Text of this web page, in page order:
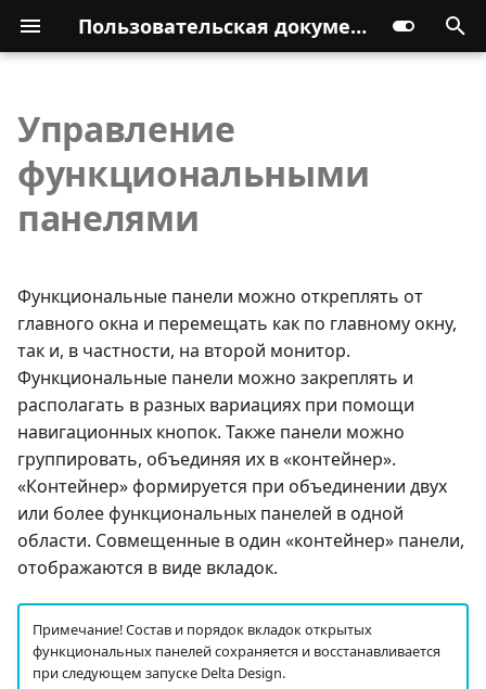
Пользовательская документация
Управление
функциональными
панелями
Функциональные панели можно откреплять от
главного окна и перемещать как по главному окну,
так и, в частности, на второй монитор.
Функциональные панели можно закреплять и
располагать в разных вариациях при помощи
навигационных кнопок. Также панели можно
группировать, объединяя их в «контейнер».
«Контейнер» формируется при объединении двух
или более функциональных панелей в одной
области. Совмещенные в один «контейнер» панели,
отображаются в виде вкладок.
Примечание! Состав и порядок вкладок открытых
функциональных панелей сохраняется и восстанавливается
при следующем запуске Delta Design.